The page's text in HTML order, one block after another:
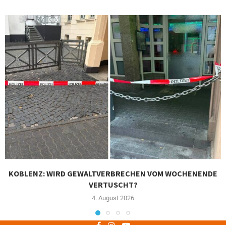
KOBLENZ: WIRD GEWALTVERBRECHEN VOM WOCHENENDE
VERTUSCHT?
4. August 2026